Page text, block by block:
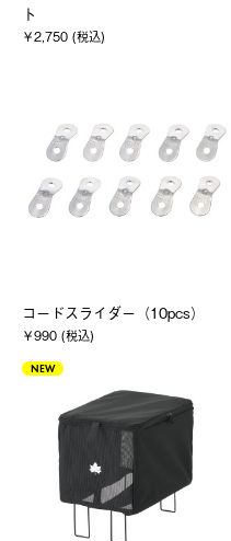
ト
￥2,750 (税込)
コードスライダー（10pcs）
￥990 (税込)
NEW